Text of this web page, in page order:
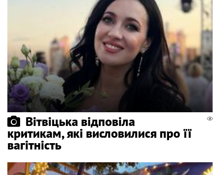
Вітвіцька відповіла
критикам, які висловилися про її
вагітність